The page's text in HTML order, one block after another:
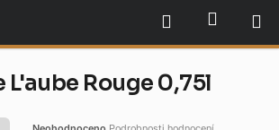
Hledat
L'aube Rouge 0,75l